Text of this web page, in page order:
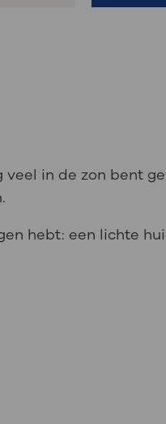
in de zon bent
hebt: een lichte